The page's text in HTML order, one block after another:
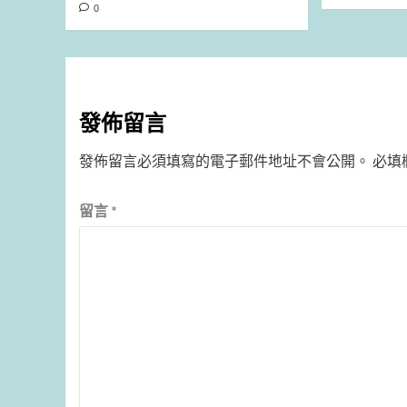
0
發佈留言
發佈留言必須填寫的電子郵件地址不會公開。 必填
留言 *